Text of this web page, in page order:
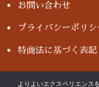
お問い合わせ
プライバシーポリシ
特商法に基づく表記
よりよいエクスペリエンス